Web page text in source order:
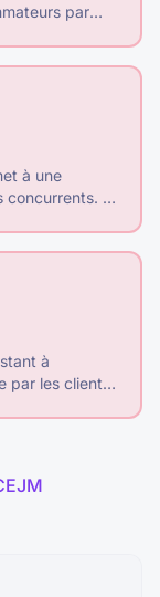
par
à une
concurrents. Il
à
par les clients,